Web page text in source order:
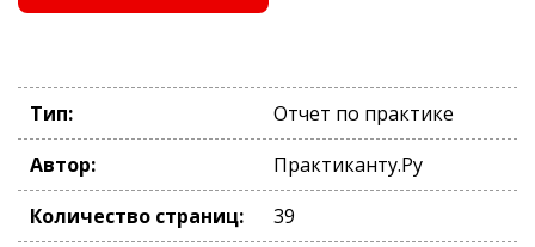
Тип:
Отчет по практике
Автор:
Практиканту.Ру
Количество страниц:
39